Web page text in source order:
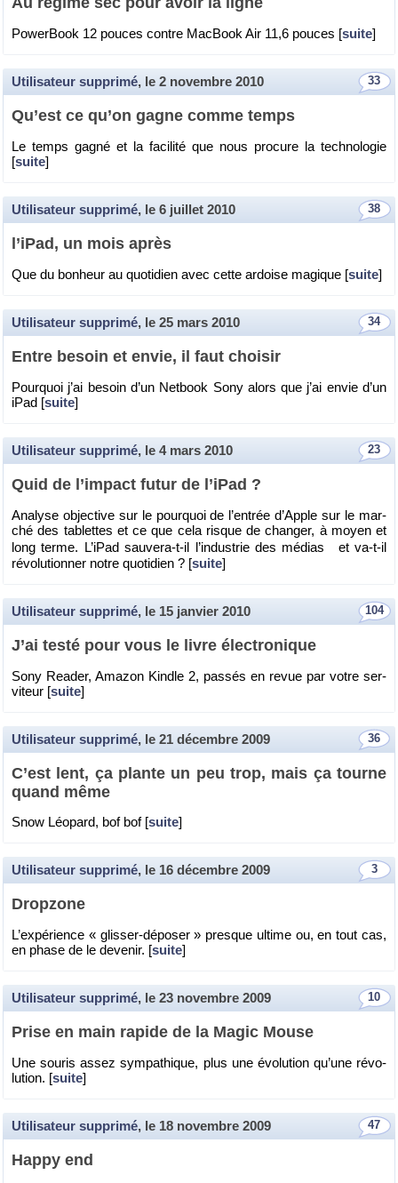
Po­wer­Book 12 pouces contre Mac­Book Air 11,6 pouces [suite]
33
Utilisateur supprimé, le 2 novembre 2010
Qu’est ce qu’on gagne comme temps
Le temps gagné et la fa­ci­lité que nous pro­cure la tech­no­lo­gie
[suite]
38
Utilisateur supprimé, le 6 juillet 2010
l’iPad, un mois après
Que du bon­heur au quo­ti­dien avec cette ar­doise ma­gique [suite]
34
Utilisateur supprimé, le 25 mars 2010
Entre be­soin et envie, il faut choi­sir
Pour­quoi j’ai be­soin d’un Net­book Sony alors que j’ai envie d’un
iPad [suite]
23
Utilisateur supprimé, le 4 mars 2010
Quid de l’im­pact futur de l’iPad ?
Ana­lyse ob­jec­tive sur le pour­quoi de l’en­trée d’Apple sur le mar­
ché des ta­blettes et ce que cela risque de chan­ger, à moyen et
long terme. L’iPad sau­vera-t-il l’in­dus­trie des mé­dias et va-t-il
ré­vo­lu­tion­ner notre quo­ti­dien ? [suite]
104
Utilisateur supprimé, le 15 janvier 2010
J’ai testé pour vous le livre élec­tro­nique
Sony Rea­der, Ama­zon Kindle 2, pas­sés en revue par votre ser­
vi­teur [suite]
36
Utilisateur supprimé, le 21 décembre 2009
C’est lent, ça plante un peu trop, mais ça tourne
quand même
Snow Léo­pard, bof bof [suite]
3
Utilisateur supprimé, le 16 décembre 2009
Drop­zone
L’ex­pé­rience « glis­ser-dé­po­ser » presque ul­time ou, en tout cas,
en phase de le de­ve­nir. [suite]
10
Utilisateur supprimé, le 23 novembre 2009
Prise en main ra­pide de la Magic Mouse
Une sou­ris assez sym­pa­thique, plus une évo­lu­tion qu’une ré­vo­
lu­tion. [suite]
47
Utilisateur supprimé, le 18 novembre 2009
Happy end